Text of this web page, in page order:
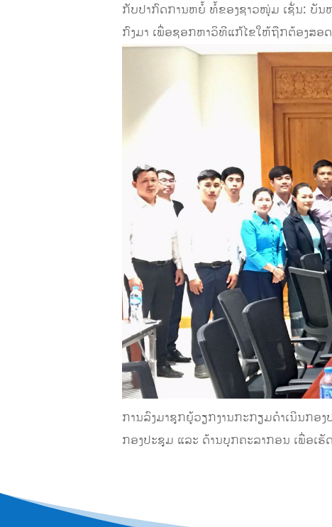
ກັບປາກົດການຫຍໍ້ ທໍ້ຂອງຊາວໜຸ່ມ ເຊັ່ນ: ບັນ
ກົງມາ ເພື່ອຊອກຫາວິທີແກ້ໄຂໃຫ້ຖືກຕ້ອງສອ
ການລົງມາຊຸກຍູ້ວຽກງານກະກຽມດຳເນີນກອ
ກອງປະຊຸມ ແລະ ດ້ານບຸກຄະລາກອນ ເພື່ອເ